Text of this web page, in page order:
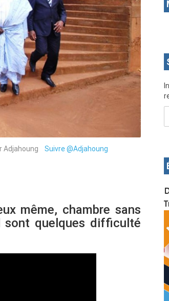
AdjahoungSuivre @Adjahoung
même, chambre sans
sont quelques difficulté
pratique. Dschang du 17 au 27
2022